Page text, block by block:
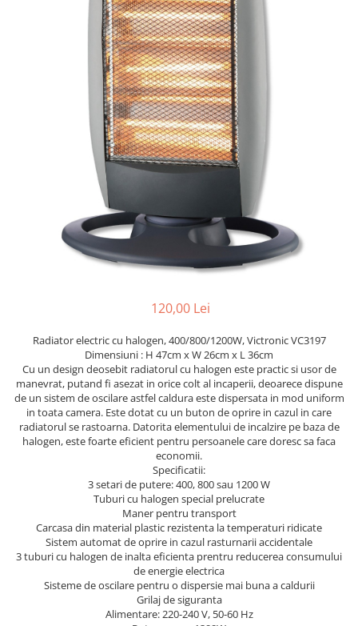
Trimmere electrice
Bormasini cu acumulator
Mini drujbe cu acumulator
Accesorii motocoasa
Motocoase de umar
Scule electrice si unelte
Pompe si hidrofoare
Friteuze cu aer cald
Cutite bucatarie
Masini de tocat
Decoratiuni Craciun
120,00 Lei
Radiator electric cu halogen, 400/800/1200W, Victronic VC3197
Dimensiuni : H 47cm x W 26cm x L 36cm
Cu un design deosebit radiatorul cu halogen este practic si usor de
manevrat, putand fi asezat in orice colt al incaperii, deoarece dispune
de un sistem de oscilare astfel caldura este dispersata in mod uniform
in toata camera. Este dotat cu un buton de oprire in cazul in care
radiatorul se rastoarna. Datorita elementului de incalzire pe baza de
halogen, este foarte eficient pentru persoanele care doresc sa faca
economii.
Specificatii:
3 setari de putere: 400, 800 sau 1200 W
Tuburi cu halogen special prelucrate
Maner pentru transport
Carcasa din material plastic rezistenta la temperaturi ridicate
Sistem automat de oprire in cazul rasturnarii accidentale
3 tuburi cu halogen de inalta eficienta prentru reducerea consumului
de energie electrica
Sisteme de oscilare pentru o dispersie mai buna a caldurii
Grilaj de siguranta
Alimentare: 220-240 V, 50-60 Hz